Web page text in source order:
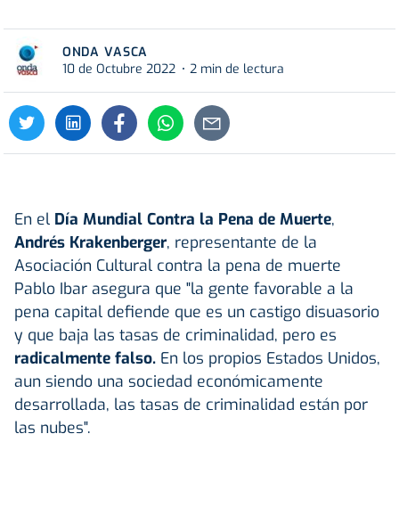
ONDA VASCA
10 de Octubre 2022
2 min de lectura
En el Día Mundial Contra la Pena de Muerte,
Andrés Krakenberger, representante de la
Asociación Cultural contra la pena de muerte
Pablo Ibar asegura que "la gente favorable a la
pena capital defiende que es un castigo disuasorio
y que baja las tasas de criminalidad, pero es
radicalmente falso. En los propios Estados Unidos,
aun siendo una sociedad económicamente
desarrollada, las tasas de criminalidad están por
las nubes".